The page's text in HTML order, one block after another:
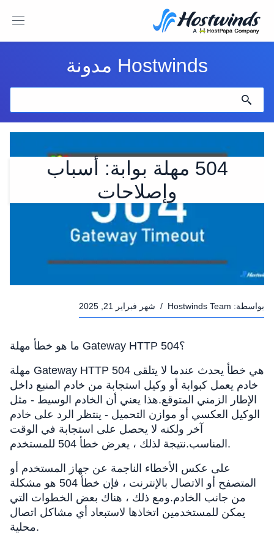
Hostwinds مدونة
504 مهلة بوابة: أسباب
وإصلاحات
بواسطة: Hostwinds Team
/ شهر فبراير 21, 2025
ما هو خطأ مهلة Gateway HTTP 504؟
مهلة Gateway HTTP 504 هي خطأ يحدث عندما لا يتلقى
خادم يعمل كبوابة أو وكيل استجابة من خادم المنبع داخل
الإطار الزمني المتوقع.هذا يعني أن الخادم الوسيط - مثل
الوكيل العكسي أو موازن التحميل - ينتظر الرد على خادم
آخر ولكنه لا يحصل على استجابة في الوقت
المناسب.نتيجة لذلك ، يعرض خطأ 504 للمستخدم.
على عكس الأخطاء الناجمة عن جهاز المستخدم أو
المتصفح أو الاتصال بالإنترنت ، فإن خطأ 504 هو مشكلة
من جانب الخادم.ومع ذلك ، هناك بعض الخطوات التي
يمكن للمستخدمين اتخاذها لاستبعاد أي مشاكل اتصال
محلية.